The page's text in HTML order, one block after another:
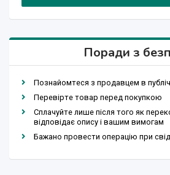
Поради з
Познайомтеся з продавцем в
Перевірте товар перед покупкою
Сплачуйте лише після того як
відповідає опису і вашим вимогам
Бажано провести операцію при